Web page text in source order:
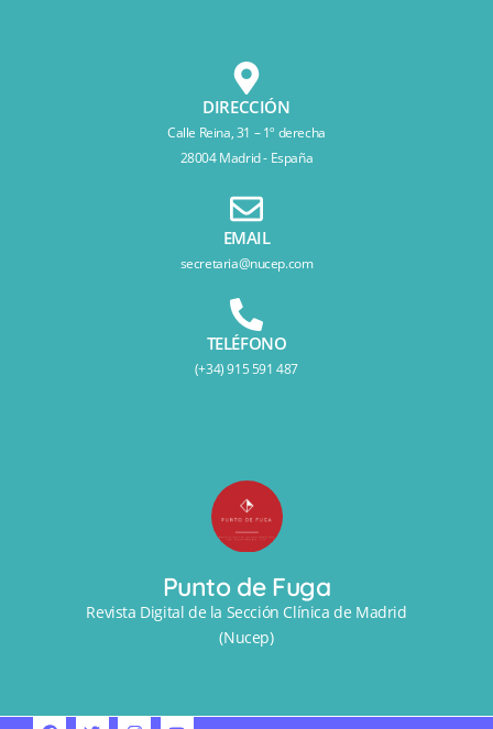
DIRECCIÓN
Calle Reina, 31 – 1º derecha
28004 Madrid - España
EMAIL
secretaria@nucep.com
TELÉFONO
(+34) 915 591 487
Punto de Fuga
Revista Digital de la Sección Clínica de Madrid
(Nucep)